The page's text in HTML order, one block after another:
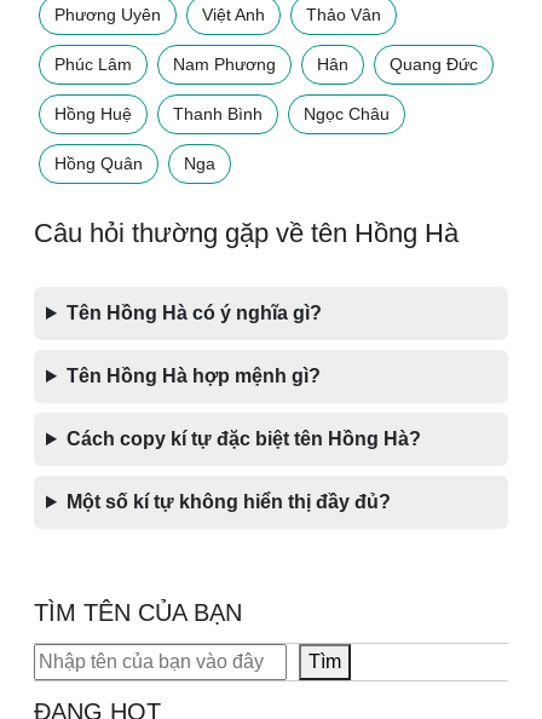
Phương Uyên Việt Anh Thảo Vân
Phúc Lâm Nam Phương Hân Quang Đức
Hồng Huệ Thanh Bình Ngọc Châu
Hồng Quân Nga
Câu hỏi thường gặp về tên Hồng Hà
Tên Hồng Hà có ý nghĩa gì?
Tên Hồng Hà hợp mệnh gì?
Cách copy kí tự đặc biệt tên Hồng Hà?
Một số kí tự không hiển thị đầy đủ?
TÌM TÊN CỦA BẠN
Tìm kiếm Tìm
ĐANG HOT